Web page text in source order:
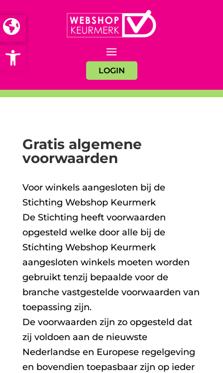
Open toolbar
LOGIN
Gratis algemene
voorwaarden
Voor winkels aangesloten bij de
Stichting Webshop Keurmerk
De Stichting heeft voorwaarden
opgesteld welke door alle bij de
Stichting Webshop Keurmerk
aangesloten winkels moeten worden
gebruikt tenzij bepaalde voor de
branche vastgestelde voorwaarden van
toepassing zijn.
De voorwaarden zijn zo opgesteld dat
zij voldoen aan de nieuwste
Nederlandse en Europese regelgeving
en bovendien toepasbaar zijn op ieder